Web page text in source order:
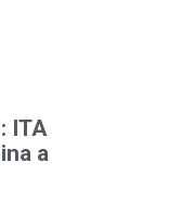
ITA
a